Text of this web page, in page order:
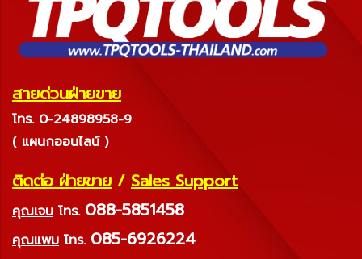
สายด่วนฝ่ายขาย
โทร. 0-24898958-9
( แผนกออนไลน์ )
ติดต่อ ฝ่ายขาย / Sales Support
คุณเจน โทร. 088-5851458
คุณแพม โทร. 085-6926224